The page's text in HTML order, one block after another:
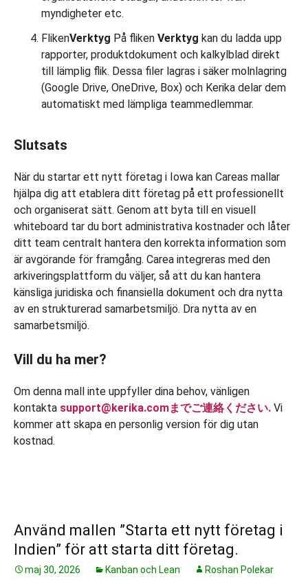
myndigheter etc.
FlikenVerktyg På fliken Verktyg kan du ladda upp
rapporter, produktdokument och kalkylblad direkt
till lämplig flik. Dessa filer lagras i säker molnlagring
(Google Drive, OneDrive, Box) och Kerika delar dem
automatiskt med lämpliga teammedlemmar.
Slutsats
När du startar ett nytt företag i Iowa kan Careas mallar
hjälpa dig att etablera ditt företag på ett professionellt
och organiserat sätt. Genom att byta till en visuell
whiteboard tar du bort administrativa kostnader och låter
ditt team centralt hantera den korrekta information som
är avgörande för framgång. Carea integreras med den
arkiveringsplattform du väljer, så att du kan hantera
känsliga juridiska och finansiella dokument och dra nytta
av en strukturerad samarbetsmiljö. Dra nytta av en
samarbetsmiljö.
Vill du ha mer?
Om denna mall inte uppfyller dina behov, vänligen
kontakta support@kerika.comまでご連絡ください. Vi
kommer att skapa en personlig version för dig utan
kostnad.
Använd mallen ”Starta ett nytt företag i
Indien” för att starta ditt företag.
maj 30, 2026 Kanban och Lean Roshan Polekar